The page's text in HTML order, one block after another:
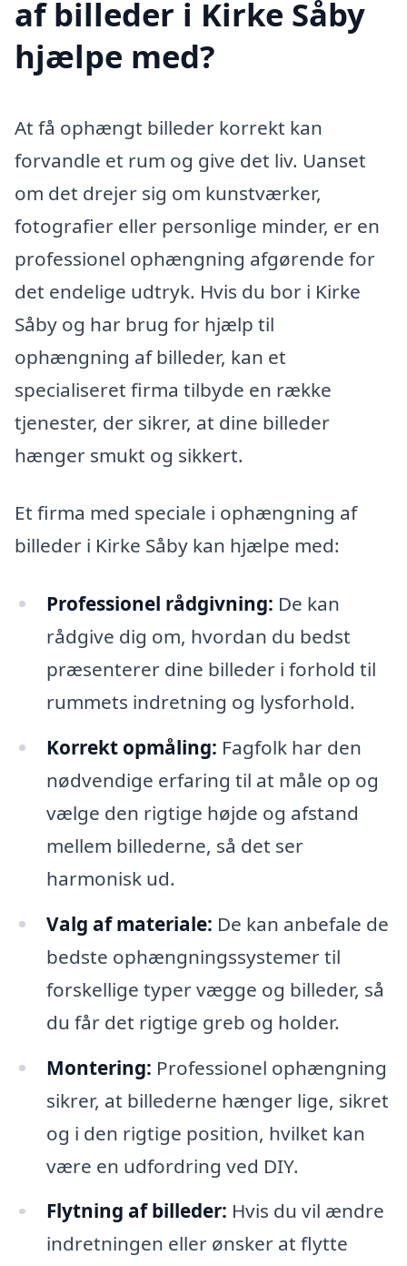
af billeder i Kirke Såby
hjælpe med?
At få ophængt billeder korrekt kan
forvandle et rum og give det liv. Uanset
om det drejer sig om kunstværker,
fotografier eller personlige minder, er en
professionel ophængning afgørende for
det endelige udtryk. Hvis du bor i Kirke
Såby og har brug for hjælp til
ophængning af billeder, kan et
specialiseret firma tilbyde en række
tjenester, der sikrer, at dine billeder
hænger smukt og sikkert.
Et firma med speciale i ophængning af
billeder i Kirke Såby kan hjælpe med:
Professionel rådgivning: De kan
rådgive dig om, hvordan du bedst
præsenterer dine billeder i forhold til
rummets indretning og lysforhold.
Korrekt opmåling: Fagfolk har den
nødvendige erfaring til at måle op og
vælge den rigtige højde og afstand
mellem billederne, så det ser
harmonisk ud.
Valg af materiale: De kan anbefale de
bedste ophængningssystemer til
forskellige typer vægge og billeder, så
du får det rigtige greb og holder.
Montering: Professionel ophængning
sikrer, at billederne hænger lige, sikret
og i den rigtige position, hvilket kan
være en udfordring ved DIY.
Flytning af billeder: Hvis du vil ændre
indretningen eller ønsker at flytte